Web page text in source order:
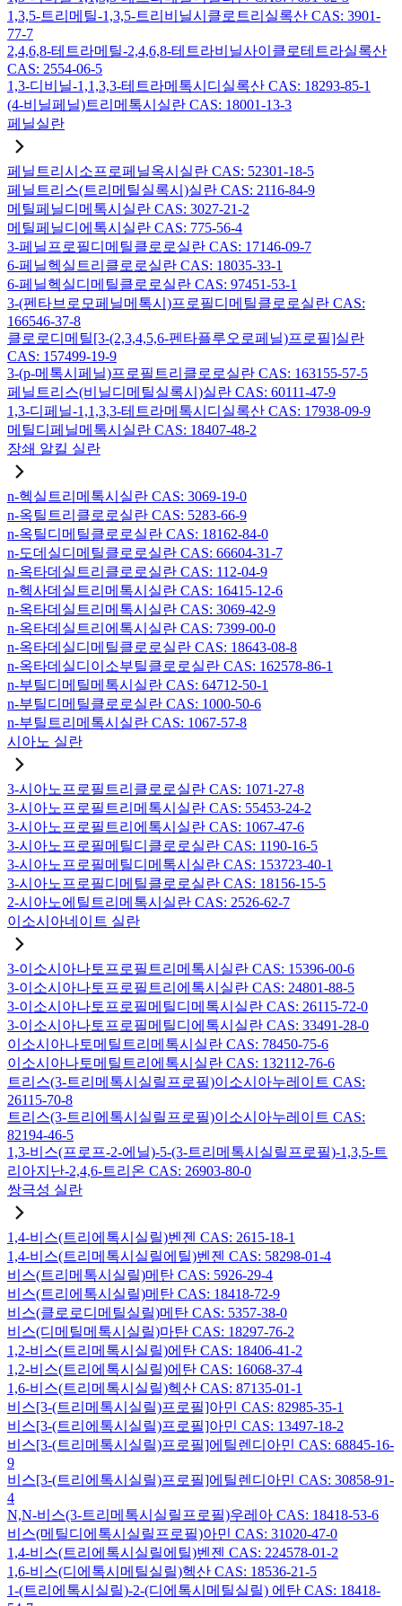
1,3,5-트리메틸-1,3,5-트리비닐시클로트리실록산 CAS: 3901-
77-7
2,4,6,8-테트라메틸-2,4,6,8-테트라비닐사이클로테트라실록산
CAS: 2554-06-5
1,3-디비닐-1,1,3,3-테트라메톡시디실록산 CAS: 18293-85-1
(4-비닐페닐)트리메톡시실란 CAS: 18001-13-3
페닐실란
페닐트리시소프로페닐옥시실란 CAS: 52301-18-5
페닐트리스(트리메틸실록시)실란 CAS: 2116-84-9
메틸페닐디메톡시실란 CAS: 3027-21-2
메틸페닐디에톡시실란 CAS: 775-56-4
3-페닐프로필디메틸클로로실란 CAS: 17146-09-7
6-페닐헥실트리클로로실란 CAS: 18035-33-1
6-페닐헥실디메틸클로로실란 CAS: 97451-53-1
3-(펜타브로모페닐메톡시)프로필디메틸클로로실란 CAS:
166546-37-8
클로로디메틸[3-(2,3,4,5,6-펜타플루오로페닐)프로필]실란
CAS: 157499-19-9
3-(p-메톡시페닐)프로필트리클로로실란 CAS: 163155-57-5
페닐트리스(비닐디메틸실록시)실란 CAS: 60111-47-9
1,3-디페닐-1,1,3,3-테트라메톡시디실록산 CAS: 17938-09-9
메틸디페닐메톡시실란 CAS: 18407-48-2
장쇄 알킬 실란
n-헥실트리메톡시실란 CAS: 3069-19-0
n-옥틸트리클로로실란 CAS: 5283-66-9
n-옥틸디메틸클로로실란 CAS: 18162-84-0
n-도데실디메틸클로로실란 CAS: 66604-31-7
n-옥타데실트리클로로실란 CAS: 112-04-9
n-헥사데실트리메톡시실란 CAS: 16415-12-6
n-옥타데실트리메톡시실란 CAS: 3069-42-9
n-옥타데실트리에톡시실란 CAS: 7399-00-0
n-옥타데실디메틸클로로실란 CAS: 18643-08-8
n-옥타데실디이소부틸클로로실란 CAS: 162578-86-1
n-부틸디메틸메톡시실란 CAS: 64712-50-1
n-부틸디메틸클로로실란 CAS: 1000-50-6
n-부틸트리메톡시실란 CAS: 1067-57-8
시아노 실란
3-시아노프로필트리클로로실란 CAS: 1071-27-8
3-시아노프로필트리메톡시실란 CAS: 55453-24-2
3-시아노프로필트리에톡시실란 CAS: 1067-47-6
3-시아노프로필메틸디클로로실란 CAS: 1190-16-5
3-시아노프로필메틸디메톡시실란 CAS: 153723-40-1
3-시아노프로필디메틸클로로실란 CAS: 18156-15-5
2-시아노에틸트리메톡시실란 CAS: 2526-62-7
이소시아네이트 실란
3-이소시아나토프로필트리메톡시실란 CAS: 15396-00-6
3-이소시아나토프로필트리에톡시실란 CAS: 24801-88-5
3-이소시아나토프로필메틸디메톡시실란 CAS: 26115-72-0
3-이소시아나토프로필메틸디에톡시실란 CAS: 33491-28-0
이소시아나토메틸트리메톡시실란 CAS: 78450-75-6
이소시아나토메틸트리에톡시실란 CAS: 132112-76-6
트리스(3-트리메톡시실릴프로필)이소시아누레이트 CAS:
26115-70-8
트리스(3-트리에톡시실릴프로필)이소시아누레이트 CAS:
82194-46-5
1,3-비스(프로프-2-에닐)-5-(3-트리메톡시실릴프로필)-1,3,5-트
리아지난-2,4,6-트리온 CAS: 26903-80-0
쌍극성 실란
1,4-비스(트리에톡시실릴)벤젠 CAS: 2615-18-1
1,4-비스(트리메톡시실릴에틸)벤젠 CAS: 58298-01-4
비스(트리메톡시실릴)메탄 CAS: 5926-29-4
비스(트리에톡시실릴)메탄 CAS: 18418-72-9
비스(클로로디메틸실릴)메탄 CAS: 5357-38-0
비스(디메틸메톡시실릴)마탄 CAS: 18297-76-2
1,2-비스(트리메톡시실릴)에탄 CAS: 18406-41-2
1,2-비스(트리에톡시실릴)에탄 CAS: 16068-37-4
1,6-비스(트리메톡시실릴)헥산 CAS: 87135-01-1
비스[3-(트리메톡시실릴)프로필]아민 CAS: 82985-35-1
비스[3-(트리에톡시실릴)프로필]아민 CAS: 13497-18-2
비스[3-(트리메톡시실릴)프로필]에틸렌디아민 CAS: 68845-16-
9
비스[3-(트리에톡시실릴)프로필]에틸렌디아민 CAS: 30858-91-
4
N,N-비스(3-트리메톡시실릴프로필)우레아 CAS: 18418-53-6
비스(메틸디에톡시실릴프로필)아민 CAS: 31020-47-0
1,4-비스(트리에톡시실릴에틸)벤젠 CAS: 224578-01-2
1,6-비스(디에톡시메틸실릴)헥산 CAS: 18536-21-5
1-(트리에톡시실릴)-2-(디에톡시메틸실릴) 에탄 CAS: 18418-